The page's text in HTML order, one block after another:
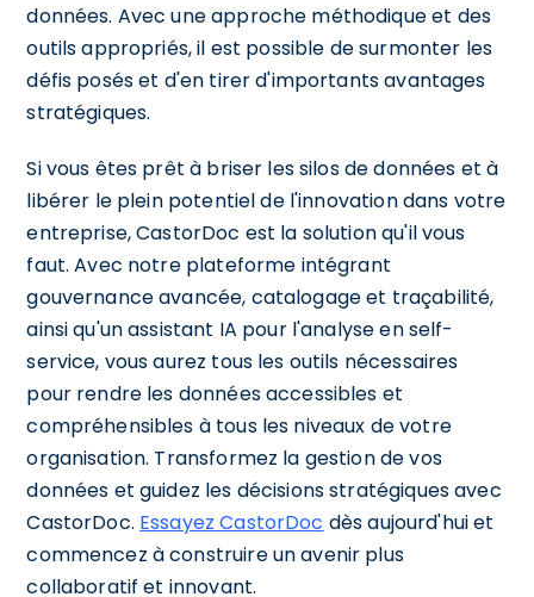
données. Avec une approche méthodique et des
outils appropriés, il est possible de surmonter les
défis posés et d'en tirer d'importants avantages
stratégiques.
Si vous êtes prêt à briser les silos de données et à
libérer le plein potentiel de l'innovation dans votre
entreprise, CastorDoc est la solution qu'il vous
faut. Avec notre plateforme intégrant
gouvernance avancée, catalogage et traçabilité,
ainsi qu'un assistant IA pour l'analyse en self-
service, vous aurez tous les outils nécessaires
pour rendre les données accessibles et
compréhensibles à tous les niveaux de votre
organisation. Transformez la gestion de vos
données et guidez les décisions stratégiques avec
CastorDoc. Essayez CastorDoc dès aujourd'hui et
commencez à construire un avenir plus
collaboratif et innovant.